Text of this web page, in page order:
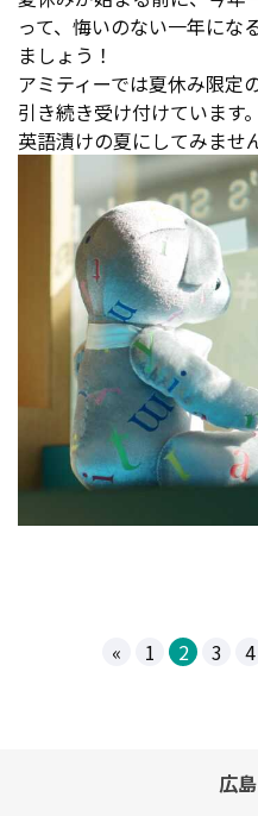
って、悔いのない一年にな
ましょう！
アミティーでは夏休み限定
引き続き受け付けています。
英語漬けの夏にしてみませ
« 1 2 3 4
広